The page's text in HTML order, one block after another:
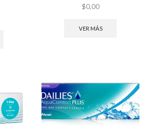
$0,00
VER MÁS